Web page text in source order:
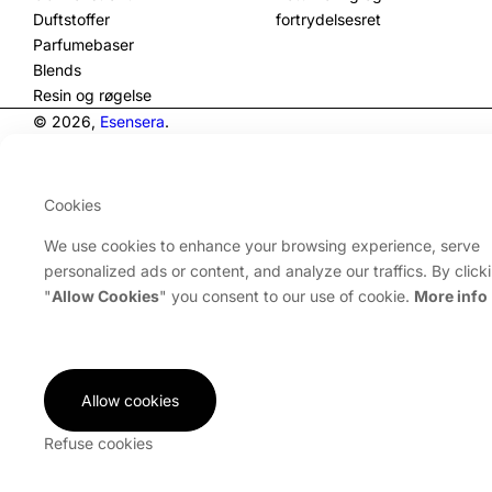
Duftstoffer
Parfumebaser
Blends
Resin og røgelse
fortrydelsesret
© 2026, Esensera.
Cookies
We use cookies to enhance your browsing experience, serve
personalized ads or content, and analyze our traffics. By
"Allow Cookies" you consent to our use of cookie. More info
Allow cookies
Refuse cookies